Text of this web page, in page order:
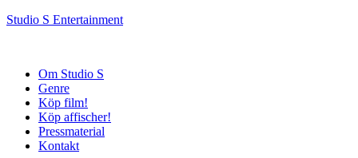
Studio S Entertainment
Om Studio S
Genre
Köp film!
Köp affischer!
Pressmaterial
Kontakt